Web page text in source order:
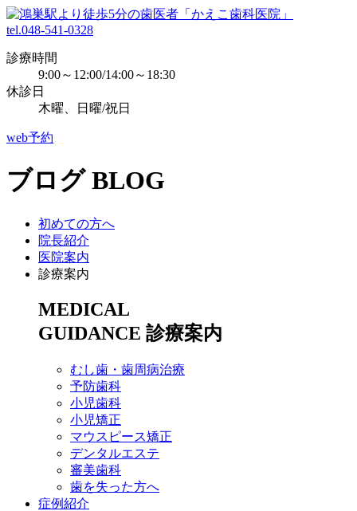
tel.048-541-0328
診療時間
9:00～12:00/14:00～18:30
休診日
木曜、日曜/祝日
web予約
ブログ BLOG
初めての方へ
院長紹介
医院案内
診療案内
MEDICAL
GUIDANCE 診療案内
むし歯・歯周病治療
予防歯科
小児歯科
小児矯正
マウスピース矯正
デンタルエステ
審美歯科
歯を失った方へ
症例紹介